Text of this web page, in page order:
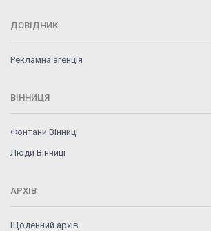
ДОВІДНИК
Рекламна агенція
ВІННИЦЯ
Фонтани Вінниці
Люди Вінниці
АРХІВ
Щоденний архів